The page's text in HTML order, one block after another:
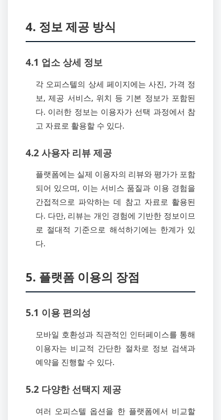
4. 정보 제공 방식
4.1 업소 상세 정보
각 오피스텔의 상세 페이지에는 사진, 가격 정
보, 제공 서비스, 위치 등 기본 정보가 포함된
다. 이러한 정보는 이용자가 선택 과정에서 참
고 자료로 활용할 수 있다.
4.2 사용자 리뷰 제공
플랫폼에는 실제 이용자의 리뷰와 평가가 포함
되어 있으며, 이는 서비스 품질과 이용 경험을
간접적으로 파악하는 데 참고 자료로 활용된
다. 다만, 리뷰는 개인 경험에 기반한 정보이므
로 절대적 기준으로 해석하기에는 한계가 있
다.
5. 플랫폼 이용의 장점
5.1 이용 편의성
모바일 호환성과 직관적인 인터페이스를 통해
이용자는 비교적 간단한 절차로 정보 검색과
예약을 진행할 수 있다.
5.2 다양한 선택지 제공
여러 오피스텔 옵션을 한 플랫폼에서 비교할